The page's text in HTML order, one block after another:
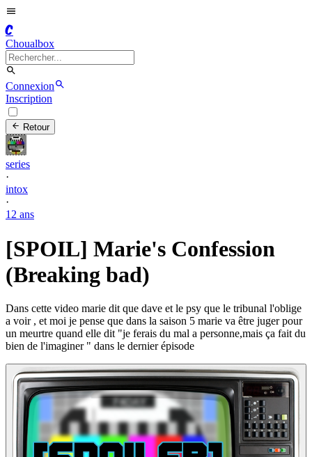
C
Choualbox
Connexion
Inscription
Retour
series
·
intox
·
12 ans
[SPOIL] Marie's Confession
(Breaking bad)
Dans cette video marie dit que dave et le psy que le tribunal l'oblige
a voir , et moi je pense que dans la saison 5 marie va être juger pour
un meurtre quand elle dit "je ferais du mal a personne,mais ça fait du
bien de l'imaginer " dans le dernier épisode